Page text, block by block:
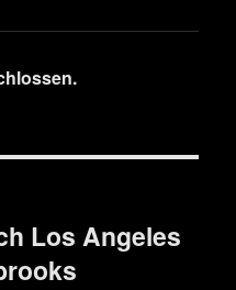
Los Angeles